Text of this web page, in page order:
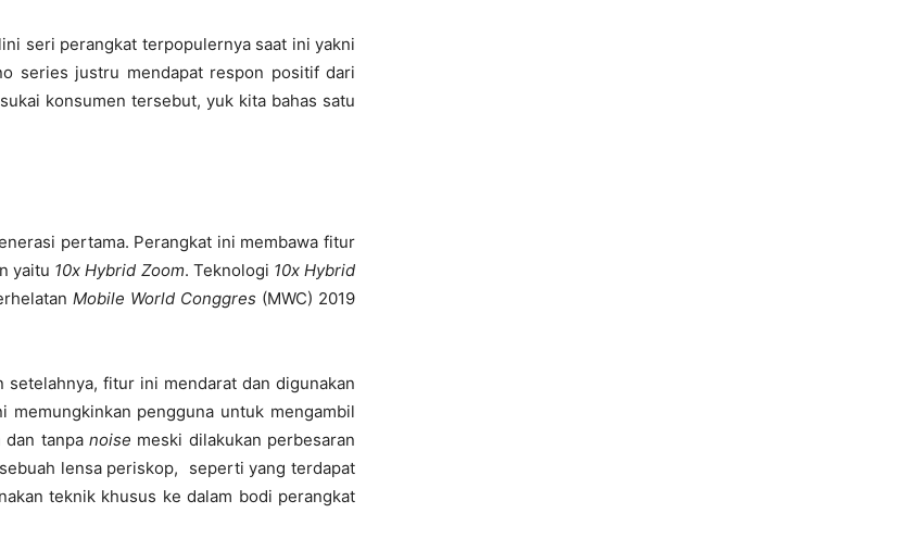
seri perangkat terpopulernya saat ini yakni
series justru mendapat respon positif dari
konsumen tersebut, yuk kita bahas satu
pertama. Perangkat ini membawa fitur
yaitu 10x Hybrid Zoom. Teknologi 10x Hybrid
Mobile World Conggres (MWC) 2019
fitur ini mendarat dan digunakan
memungkinkan pengguna untuk mengambil
tanpa noise meski dilakukan perbesaran
lensa periskop, seperti yang terdapat
teknik khusus ke dalam bodi perangkat